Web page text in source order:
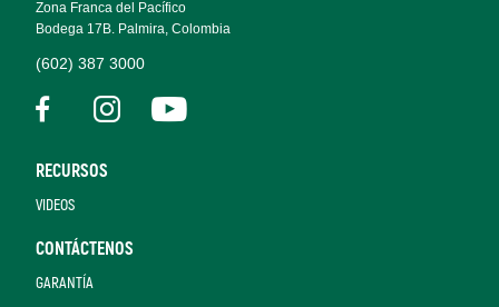
Zona Franca del Pacífico
Bodega 17B. Palmira, Colombia
(602) 387 3000
RECURSOS
VIDEOS
CONTÁCTENOS
GARANTÍA